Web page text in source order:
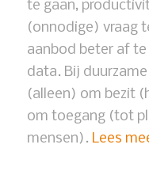
te gaan,
(onnodige) vraag
aanbod beter af
data. Bij
(alleen) om bezit
om toegang (tot
mensen). Lees